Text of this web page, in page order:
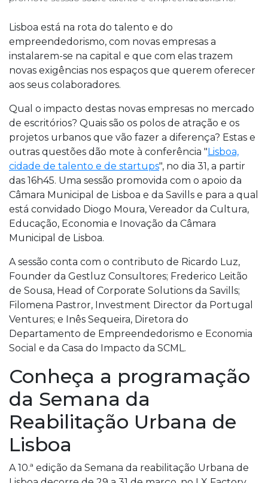
Lisboa está na rota do talento e do
empreendedorismo, com novas empresas a
instalarem-se na capital e que com elas trazem
novas exigências nos espaços que querem oferecer
aos seus colaboradores.
Qual o impacto destas novas empresas no mercado
de escritórios? Quais são os polos de atração e os
projetos urbanos que vão fazer a diferença? Estas e
outras questões dão mote à conferência "Lisboa,
cidade de talento e de startups", no dia 31, a partir
das 16h45. Uma sessão promovida com o apoio da
Câmara Municipal de Lisboa e da Savills e para a qual
está convidado Diogo Moura, Vereador da Cultura,
Educação, Economia e Inovação da Câmara
Municipal de Lisboa.
A sessão conta com o contributo de Ricardo Luz,
Founder da Gestluz Consultores; Frederico Leitão
de Sousa, Head of Corporate Solutions da Savills;
Filomena Pastror, Investment Director da Portugal
Ventures; e Inês Sequeira, Diretora do
Departamento de Empreendedorismo e Economia
Social e da Casa do Impacto da SCML.
Conheça a programação
da Semana da
Reabilitação Urbana de
Lisboa
A 10.ª edição da Semana da reabilitação Urbana de